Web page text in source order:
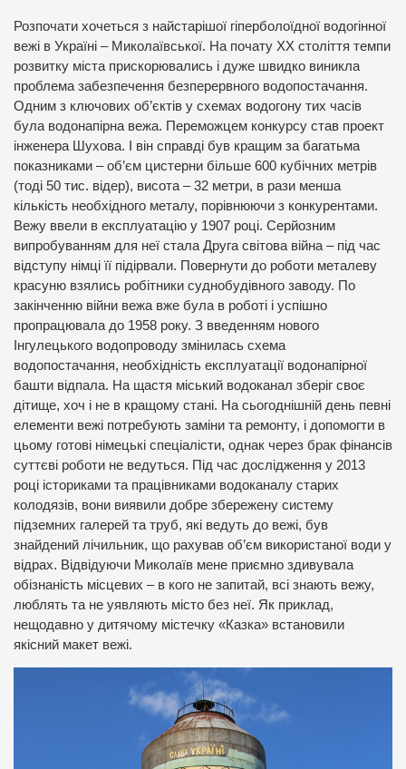
Розпочати хочеться з найстарішої гіперболоїдної водогінної
вежі в Україні – Миколаївської. На почату ХХ століття темпи
розвитку міста прискорювались і дуже швидко виникла
проблема забезпечення безперервного водопостачання.
Одним з ключових об’єктів у схемах водогону тих часів
була водонапірна вежа. Переможцем конкурсу став проект
інженера Шухова. І він справді був кращим за багатьма
показниками – об’єм цистерни більше 600 кубічних метрів
(тоді 50 тис. відер), висота – 32 метри, в рази менша
кількість необхідного металу, порівнюючи з конкурентами.
Вежу ввели в експлуатацію у 1907 році. Серйозним
випробуванням для неї стала Друга світова війна – під час
відступу німці її підірвали. Повернути до роботи металеву
красуню взялись робітники суднобудівного заводу. По
закінченню війни вежа вже була в роботі і успішно
пропрацювала до 1958 року. З введенням нового
Інгулецького водопроводу змінилась схема
водопостачання, необхідність експлуатації водонапірної
башти відпала. На щастя міський водоканал зберіг своє
дітище, хоч і не в кращому стані. На сьогоднішній день певні
елементи вежі потребують заміни та ремонту, і допомогти в
цьому готові німецькі спеціалісти, однак через брак фінансів
суттєві роботи не ведуться. Під час дослідження у 2013
році істориками та працівниками водоканалу старих
колодязів, вони виявили добре збережену систему
підземних галерей та труб, які ведуть до вежі, був
знайдений лічильник, що рахував об’єм використаної води у
відрах. Відвідуючи Миколаїв мене приємно здивувала
обізнаність місцевих – в кого не запитай, всі знають вежу,
люблять та не уявляють місто без неї. Як приклад,
нещодавно у дитячому містечку «Казка» встановили
якісний макет вежі.